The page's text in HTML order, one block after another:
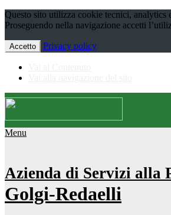
Questo sito utilizza cookie tecnici, analytics
Proseguendo nella navigazione accetti
Accetto Privacy policy
Menu
Azienda di Servizi alla
Golgi-Redaelli